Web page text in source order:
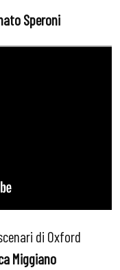
Speroni
di Oxford
Miggiano